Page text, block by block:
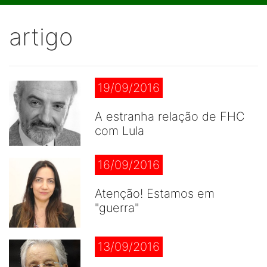
artigo
19/09/2016
A estranha relação de FHC
com Lula
16/09/2016
Atenção! Estamos em
"guerra"
13/09/2016